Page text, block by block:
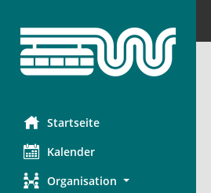
Startseite
Kalender
Organisation